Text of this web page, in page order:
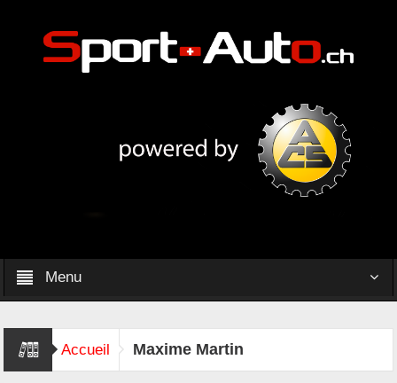
Menu
Accueil Maxime Martin